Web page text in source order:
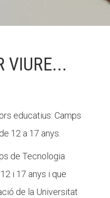
VIURE...
educatius: Camps
12 a 17 anys.
de Tecnologia
i 17 anys i que
de la Universitat